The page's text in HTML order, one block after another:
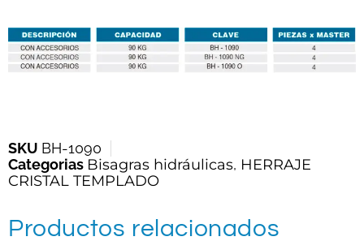
SKU BH-1090
Categorias Bisagras hidráulicas, HERRAJE
CRISTAL TEMPLADO
Productos relacionados